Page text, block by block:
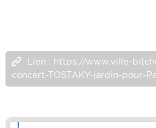
Lien : https://www.ville-
concert-TOSTAKY-jardin-pour-